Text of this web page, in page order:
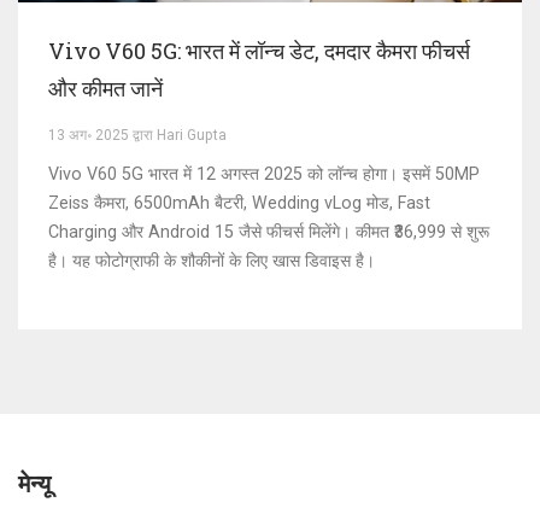
Vivo V60 5G: भारत में लॉन्च डेट, दमदार कैमरा फीचर्स
और कीमत जानें
13 अग॰ 2025 द्वारा Hari Gupta
Vivo V60 5G भारत में 12 अगस्त 2025 को लॉन्च होगा। इसमें 50MP
Zeiss कैमरा, 6500mAh बैटरी, Wedding vLog मोड, Fast
Charging और Android 15 जैसे फीचर्स मिलेंगे। कीमत ₹36,999 से शुरू
है। यह फोटोग्राफी के शौकीनों के लिए खास डिवाइस है।
मेन्यू